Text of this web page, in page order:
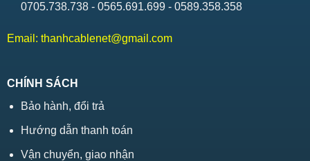
0705.738.738 - 0565.691.699 - 0589.358.358
Email: thanhcablenet@gmail.com
CHÍNH SÁCH
Bảo hành, đổi trả
Hướng dẫn thanh toán
Vận chuyển, giao nhận